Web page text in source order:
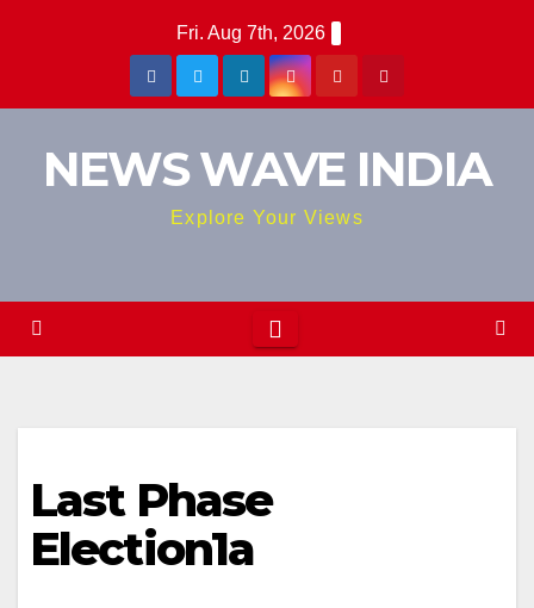
Fri. Aug 7th, 2026
NEWS WAVE INDIA
Explore Your Views
Last Phase
Election1a